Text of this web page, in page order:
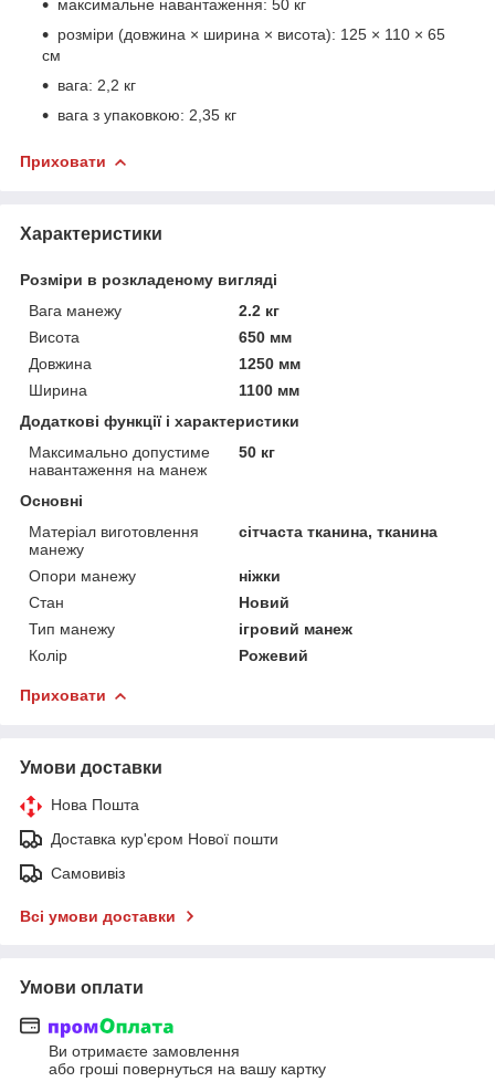
максимальне навантаження: 50 кг
розміри (довжина × ширина × висота): 125 × 110 × 65
см
вага: 2,2 кг
вага з упаковкою: 2,35 кг
Приховати
Характеристики
Розміри в розкладеному вигляді
Вага манежу
2.2 кг
Висота
650 мм
Довжина
1250 мм
Ширина
1100 мм
Додаткові функції і характеристики
Максимально допустиме
навантаження на манеж
50 кг
Основні
Матеріал виготовлення
манежу
сітчаста тканина, тканина
Опори манежу
ніжки
Стан
Новий
Тип манежу
ігровий манеж
Колір
Рожевий
Приховати
Умови доставки
Нова Пошта
Доставка кур'єром Нової пошти
Самовивіз
Всі умови доставки
Умови оплати
Ви отримаєте замовлення
або гроші повернуться на вашу картку